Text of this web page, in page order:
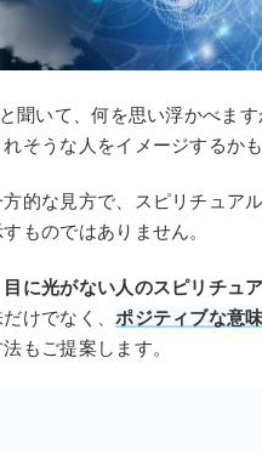
聞いて、何を思い浮かべま
そうな人をイメージするかも
方的な見方で、スピリチュア
ものではありません。
目に光がない人のスピリチュ
けでなく、ポジティブな意
もご提案します。